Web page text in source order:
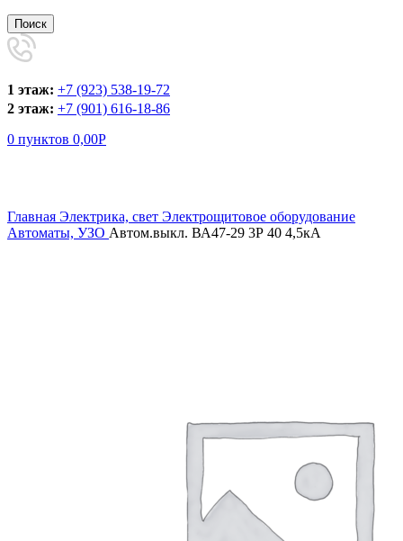
Поиск
1 этаж: +7 (923) 538-19-72
2 этаж: +7 (901) 616-18-86
0 пунктов 0,00Р
Главная Электрика, свет Электрощитовое оборудование
Автоматы, УЗО Автом.выкл. ВА47-29 3Р 40 4,5кА